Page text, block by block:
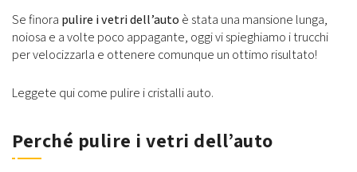
Se finora pulire i vetri dell’auto è stata una mansione lunga,
noiosa e a volte poco appagante, oggi vi spieghiamo i trucchi
per velocizzarla e ottenere comunque un ottimo risultato!
Leggete qui come pulire i cristalli auto.
Perché pulire i vetri dell’auto